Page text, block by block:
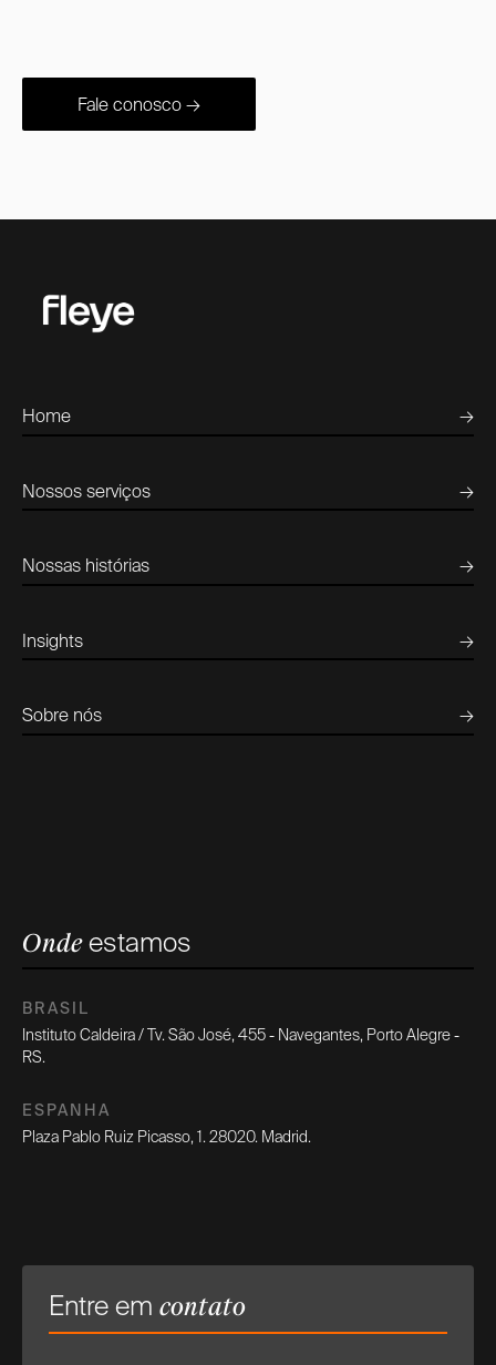
Fale conosco →
Home →
Nossos serviços →
Nossas histórias →
Insights →
Sobre nós →
Onde estamos
BRASIL
Instituto Caldeira / Tv. São José, 455 - Navegantes, Porto Alegre -
RS.
ESPANHA
Plaza Pablo Ruiz Picasso, 1. 28020. Madrid.
Entre em contato